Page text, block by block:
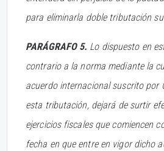
para eliminarla doble tributación
PARÁGRAFO 5. Lo dispuesto en
contrario a la norma mediante la
acuerdo internacional suscrito por
esta tributación, dejará de surtir
ejercicios fiscales que comiencen
fecha en que entre en vigor dicho